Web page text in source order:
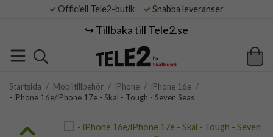
Officiell Tele2-butik Snabba leveranser
↪️ Tillbaka till Tele2.se
Startsida / Mobiltillbehör / iPhone / iPhone 16e /
- iPhone 16e/iPhone 17e - Skal - Tough - Seven Seas